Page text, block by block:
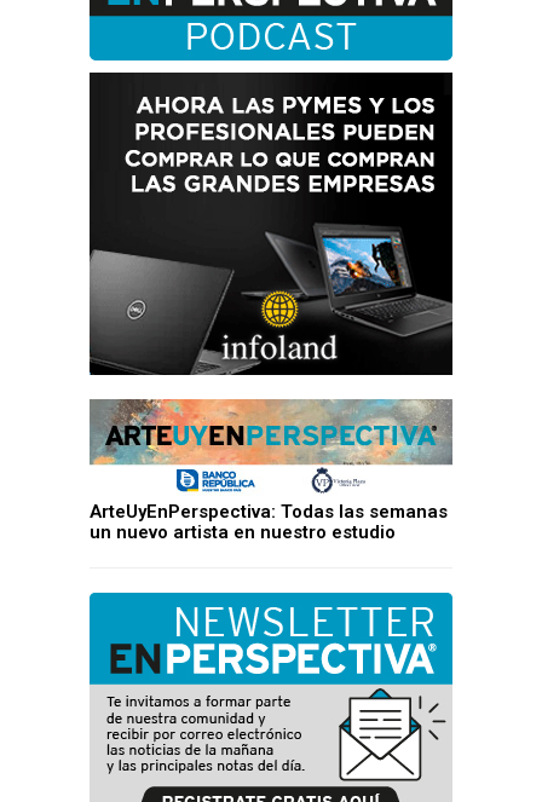
ArteUyEnPerspectiva: Todas las semanas
un nuevo artista en nuestro estudio